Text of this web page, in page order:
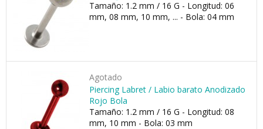
Tamaño: 1.2 mm / 16 G - Longitud: 06
mm, 08 mm, 10 mm, ... - Bola: 04 mm
Agotado
Piercing Labret / Labio barato Anodizado
Rojo Bola
Tamaño: 1.2 mm / 16 G - Longitud: 08
mm, 10 mm - Bola: 03 mm